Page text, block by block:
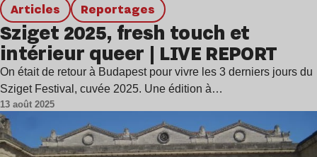
Articles Reportages
Sziget 2025, fresh touch et
intérieur queer | LIVE REPORT
On était de retour à Budapest pour vivre les 3 derniers jours du
Sziget Festival, cuvée 2025. Une édition à…
13 août 2025